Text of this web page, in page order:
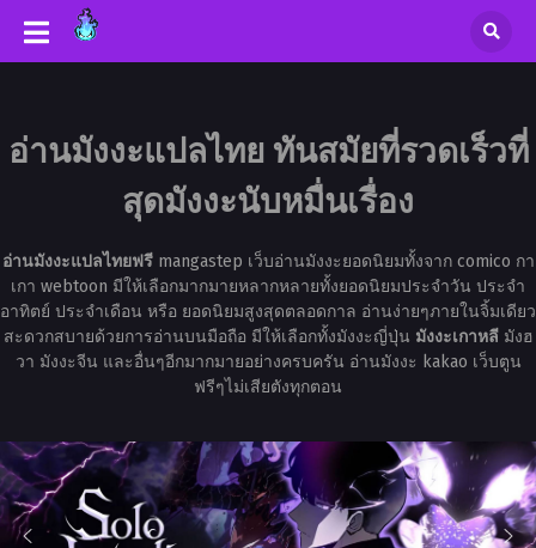
อ่านมังงะแปลไทย ทันสมัยที่รวดเร็วที่
สุดมังงะนับหมื่นเรื่อง
อ่านมังงะแปลไทยฟรีmangastep เว็บอ่านมังงะยอดนิยมทั้งจาก comico กา
เกา webtoon มีให้เลือกมากมายหลากหลายทั้งยอดนิยมประจำวัน ประจำ
อาทิตย์ ประจำเดือน หรือ ยอดนิยมสูงสุดตลอดกาล อ่านง่ายๆภายในจิ้มเดียว
สะดวกสบายด้วยการอ่านบนมือถือ มีให้เลือกทั้งมังงะญี่ปุ่น มังงะเกาหลีมังฮ
วา มังงะจีน และอื่นๆอีกมากมายอย่างครบครัน อ่านมังงะ kakao เว็บตูน
ฟรีๆไม่เสียตังทุกตอน